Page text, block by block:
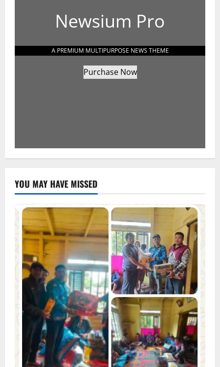
Newsium Pro
A PREMIUM MULTIPURPOSE NEWS THEME
Purchase Now
YOU MAY HAVE MISSED